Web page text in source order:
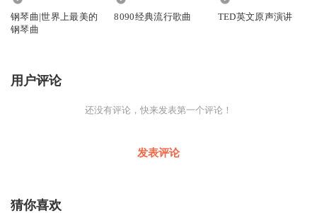
钢琴曲|世界上最美的
钢琴曲
8090经典流行歌曲 TED英文原声演讲
用户评论
还没有评论，快来发表第一个评论！
发表评论
猜你喜欢